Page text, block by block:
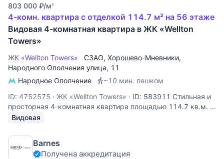
803 000 ₽/м2
4-комн. квартира с отделкой 114.7 м² на 56 этаже
Видовая 4-комнатная квартира в ЖК «Wellton
Towers»
ЖК «Wellton Towers» СЗАО, Хорошево-Мневники,
Народного Ополчения улица, 11
Народное Ополчение
~10 мин. пешком
ID: 4752575 · ЖК «Wellton Towers» · ID: 583911 Стильная и
просторная 4-комнатная квартира площадью 114.7 кв.м. с
великолепным панорамным видом в жилом комплексе
отделка по авторскому проекту. Функциональное
планировочное решение:
Видовая
Barnes
Получена аккредитация